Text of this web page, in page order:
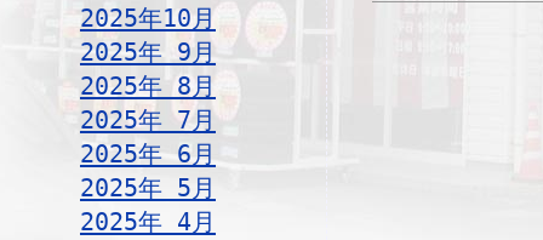
2025年10月
2025年 9月
2025年 8月
2025年 7月
2025年 6月
2025年 5月
2025年 4月